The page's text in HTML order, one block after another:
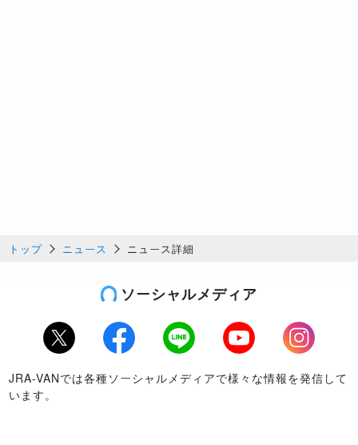
トップ ニュース ニュース詳細
ソーシャルメディア
Twitter Facebook LINE Youtube
Instagram
JRA-VANでは各種ソーシャルメディアで様々な情報を発信して
います。